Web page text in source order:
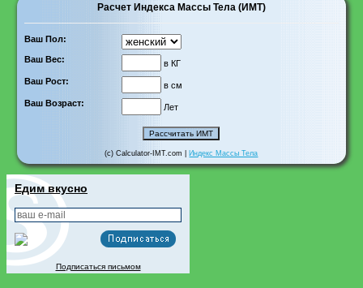
Расчет Индекса Массы Тела (ИМТ)
Ваш Пол:
Ваш Вес:
в КГ
Ваш Рост:
в см
Ваш Возраст:
Лет
(c) Calculator-IMT.com | Индекс Массы Тела
Едим вкусно
Подписаться письмом